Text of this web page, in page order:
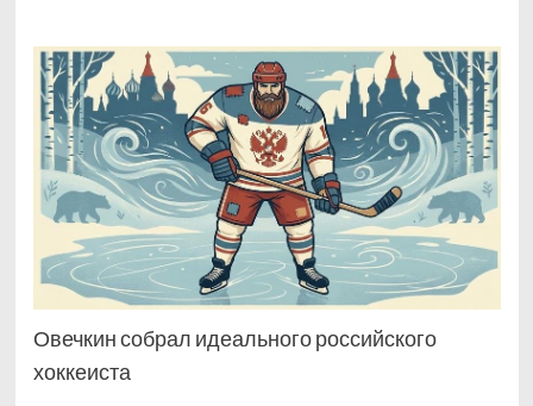
Овечкин собрал идеального российского
хоккеиста